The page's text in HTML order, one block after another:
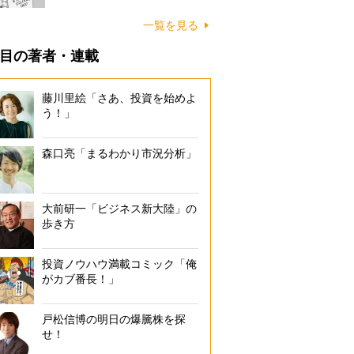
一覧を見る
の著者・連載
藤川里絵「さあ、投資を始めよ
う！」
森口亮「まるわかり市況分析」
大前研一「ビジネス新大陸」の
歩き方
投資ノウハウ満載コミック「俺
がカブ番長！」
戸松信博の明日の爆騰株を探
せ！